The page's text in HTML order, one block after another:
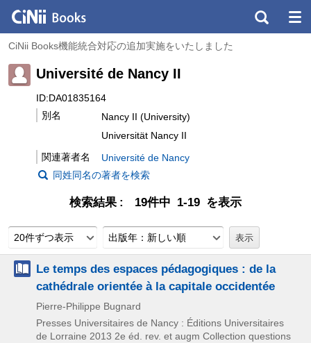
CiNii Books機能統合対応の追加実施をいたしました
Université de Nancy II
ID:DA01835164
別名
Nancy II (University)
Universität Nancy II
関連著者名
Université de Nancy
同姓同名の著者を検索
検索結果 19件中 1-19 を表示
20件ずつ表示 出版年：新しい順
Le temps des espaces pédagogiques : de la
cathédrale orientée à la capitale occidentée
Pierre-Philippe Bugnard
Presses Universitaires de Nancy : Éditions Universitaires
de Lorraine 2013 2e éd. rev. et augm Collection questions